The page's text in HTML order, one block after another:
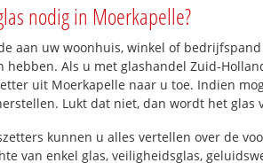
nodig in Moerkapelle?
aan uw woonhuis, winkel of
hebben. Als u met glashandel Zuid-
uit Moerkapelle naar u toe. Indien
Lukt dat niet, dan wordt het glas
kunnen u alles vertellen over de
van enkel glas, veiligheidsglas,